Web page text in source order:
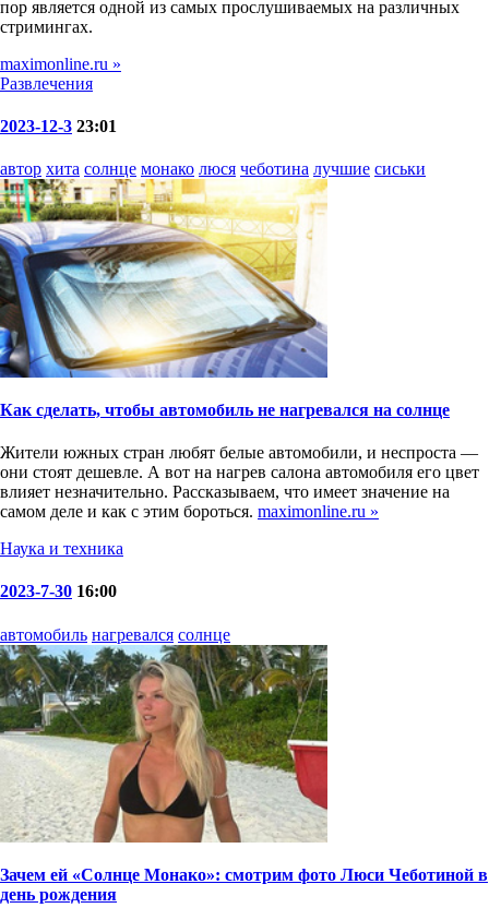
пор является одной из самых прослушиваемых на различных
стримингах.
maximonline.ru »
Развлечения
2023-12-3 23:01
автор хита солнце монако люся чеботина лучшие сиськи
Как сделать, чтобы автомобиль не нагревался на солнце
Жители южных стран любят белые автомобили, и неспроста —
они стоят дешевле. А вот на нагрев салона автомобиля его цвет
влияет незначительно. Рассказываем, что имеет значение на
самом деле и как с этим бороться. maximonline.ru »
Наука и техника
2023-7-30 16:00
автомобиль нагревался солнце
Зачем ей «Солнце Монако»: смотрим фото Люси Чеботиной в
день рождения